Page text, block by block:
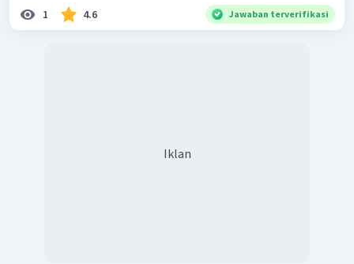
1 4.6 Jawaban terverifikasi
Iklan